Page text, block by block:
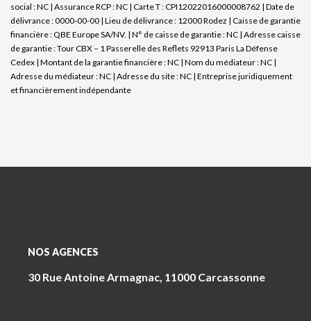
social : NC | Assurance RCP : NC | Carte T : CPI12022016000008762 | Date de
délivrance : 0000-00-00 | Lieu de délivrance : 12000 Rodez | Caisse de garantie
financière : QBE Europe SA/NV. | N° de caisse de garantie : NC | Adresse caisse
de garantie : Tour CBX – 1 Passerelle des Reflets 92913 Paris La Défense
Cedex | Montant de la garantie financière : NC | Nom du médiateur : NC |
Adresse du médiateur : NC | Adresse du site : NC | Entreprise juridiquement
et financièrement indépendante
NOS AGENCES
30 Rue Antoine Armagnac, 11000 Carcassonne